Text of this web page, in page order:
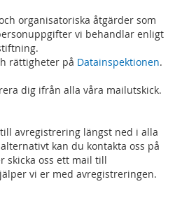
organisatoriska åtgärder som
vi behandlar enligt
rättigheter på Datainspektionen.
dig ifrån alla våra mailutskick.
avregistrering längst ned i alla
kan du kontakta oss på
skicka oss ett mail till
vi er med avregistreringen.